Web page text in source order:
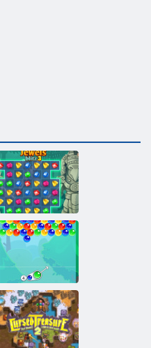
Juwelen Blitz 3
Bubble Charms